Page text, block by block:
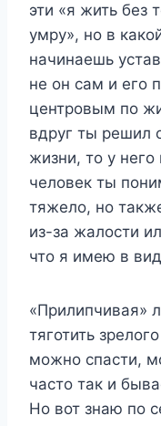
эти «я жить без
умру», но в
начинаешь
не он сам и его
центровым по
вдруг ты решил
жизни, то у
человек ты
тяжело, но
из-за жалости
что я имею в
«Прилипчивая»
тяготить
можно спасти,
часто так и
Но вот знаю по